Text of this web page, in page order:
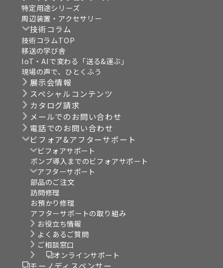
特定用途シリーズ
周辺装置・アクセサリー
技術コラム
技術コラムTOP
移送の学び舎
IoT・AIで変わる「送る&運ぶ」
現場の声で、ひとくふう
展示会情報
スペシャルコンテンツ
カタログ請求
メールでのお問い合わせ
電話でのお問い合わせ
ビフォア&アフターサポート
ビフォアサポート
ポンプ導入までのビフォアサポート
アフターサポート
部品のご注文
訪問修理
お預かり修理
アフターサポートの取り組み
お役立ち情報
よくあるご質問
ご相談窓口
オンラインサポート
モーノディスペンサー